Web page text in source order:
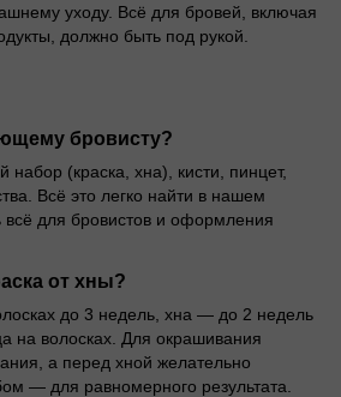
уходу. Всё для бровей, включая
должно быть под рукой.
бровисту?
набор (краска, хна), кисти, пинцет,
Всё это легко найти в нашем
всё для бровистов и оформления
от хны?
до 3 недель, хна — до 2 недель
на волосках. Для окрашивания
а перед хной желательно
— для равномерного результата.